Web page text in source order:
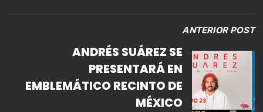
ANTERIOR POST
ANDRÉS SUÁREZ SE
PRESENTARÁ EN
EMBLEMÁTICO RECINTO DE
MÉXICO